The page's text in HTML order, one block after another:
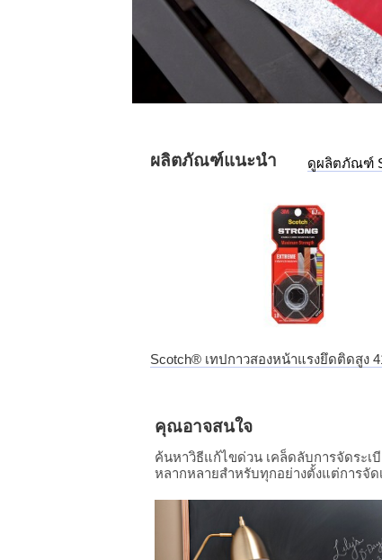
ผลิตภัณฑ์แนะนำ ดูผลิตภัณฑ์
Scotch® เทปกาวสองหน้าแรงยึดติดสูง
คุณอาจสนใจ
ค้นหาวิธีแก้ไขด่วน เคล็ดลับการจัดระ
หลากหลายสำหรับทุกอย่างตั้งแต่การจั